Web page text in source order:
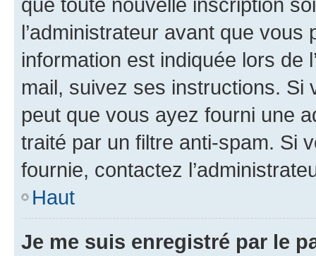
l’administrateur avant que
information est indiquée lors de
mail, suivez ses instructions. Si
peut que vous ayez fourni une
traité par un filtre anti-spam. Si
fournie, contactez
Haut
Je me suis enregistré par le